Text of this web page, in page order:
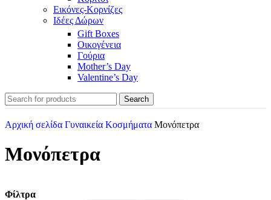
Εικόνες-Κορνίζες
Ιδέες Δώρων
Gift Boxes
Οικογένεια
Γούρια
Mother’s Day
Valentine’s Day
Search
Αρχική σελίδα Γυναικεία Κοσμήματα Μονόπετρα
Μονόπετρα
Φίλτρα